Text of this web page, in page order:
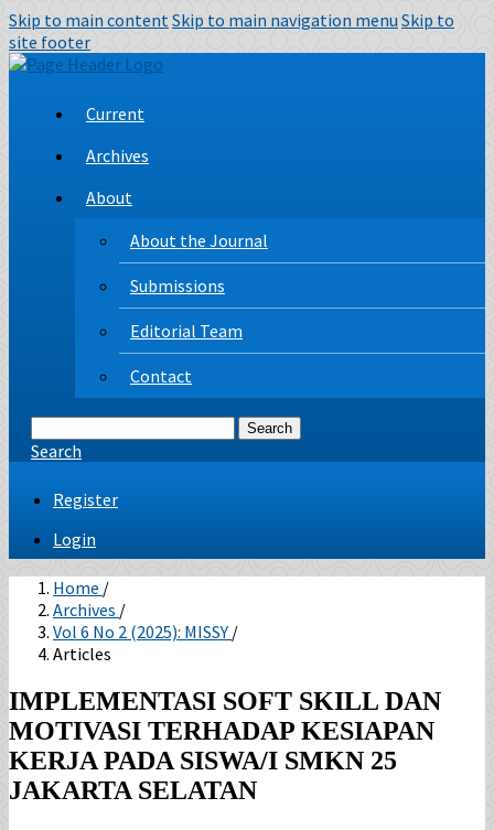
Skip to main contentSkip to main navigation menuSkip to
site footer
Current
Archives
About
About the Journal
Submissions
Editorial Team
Contact
Search
Search
Register
Login
Home /
Archives /
Vol 6 No 2 (2025): MISSY /
Articles
IMPLEMENTASI SOFT SKILL DAN
MOTIVASI TERHADAP KESIAPAN
KERJA PADA SISWA/I SMKN 25
JAKARTA SELATAN